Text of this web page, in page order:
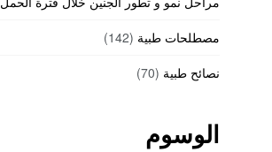
مصطلحات طبية (142)
نصائح طبية (70)
الوسوم